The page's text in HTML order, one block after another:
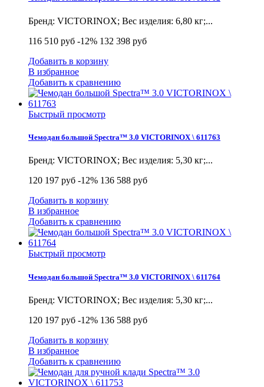
Бренд: VICTORINOX; Вес изделия: 6,80 кг;...
116 510 руб -12% 132 398 руб
Добавить в корзину
В избранное
Добавить к сравнению
Быстрый просмотр
Чемодан большой Spectra™ 3.0 VICTORINOX \ 611763
Бренд: VICTORINOX; Вес изделия: 5,30 кг;...
120 197 руб -12% 136 588 руб
Добавить в корзину
В избранное
Добавить к сравнению
Быстрый просмотр
Чемодан большой Spectra™ 3.0 VICTORINOX \ 611764
Бренд: VICTORINOX; Вес изделия: 5,30 кг;...
120 197 руб -12% 136 588 руб
Добавить в корзину
В избранное
Добавить к сравнению